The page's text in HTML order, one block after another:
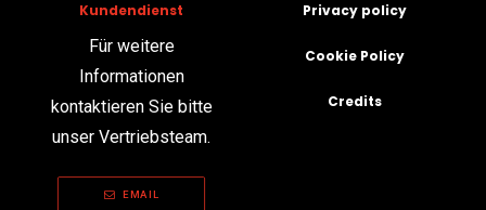
Kundendienst
Für weitere
Informationen
kontaktieren Sie bitte
unser Vertriebsteam.
EMAIL
Privacy policy
Cookie Policy
Credits